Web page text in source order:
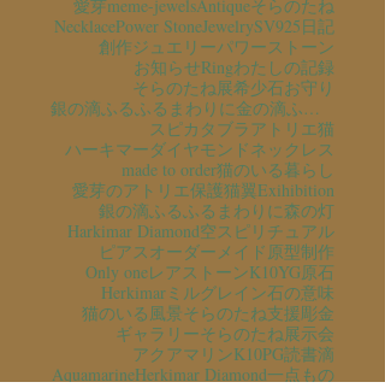
愛芽meme-jewelsAntiqueそらのたね
NecklacePower StoneJewelrySV925日記
創作ジュエリーパワーストーン
お知らせRingわたしの記録
そらのたね展希少石お守り
銀の滴ふるふるまわりに金の滴ふるふるまわりに
スピカタブラ アトリエ猫
ハーキマーダイヤモンドネックレス
made to order猫のいる暮らし
愛芽のアトリエ保護猫翼Exihibition
銀の滴ふるふるまわりに森の灯
Harkimar Diamond空スピリチュアル
ピアスオーダーメイド原型制作
Only oneレアストーンK10YG原石
Herkimarミルグレイン石の意味
猫のいる風景そらのたね支援彫金
ギャラリーそらのたね展示会
アクアマリンK10PG読書滴
AquamarineHerkimar Diamond一点もの